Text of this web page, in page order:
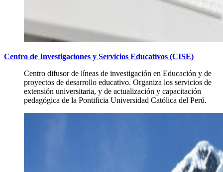
Centro de Investigaciones y Servicios Educativos (CISE)
Centro difusor de líneas de investigación en Educación y de
proyectos de desarrollo educativo. Organiza los servicios de
extensión universitaria, y de actualización y capacitación
pedagógica de la Pontificia Universidad Católica del Perú.